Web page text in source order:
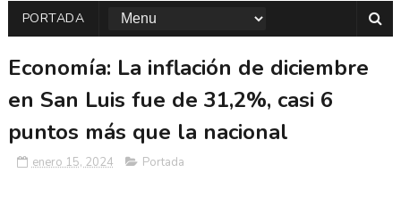
PORTADA
Economía: La inflación de diciembre
en San Luis fue de 31,2%, casi 6
puntos más que la nacional
enero 15, 2024 Portada